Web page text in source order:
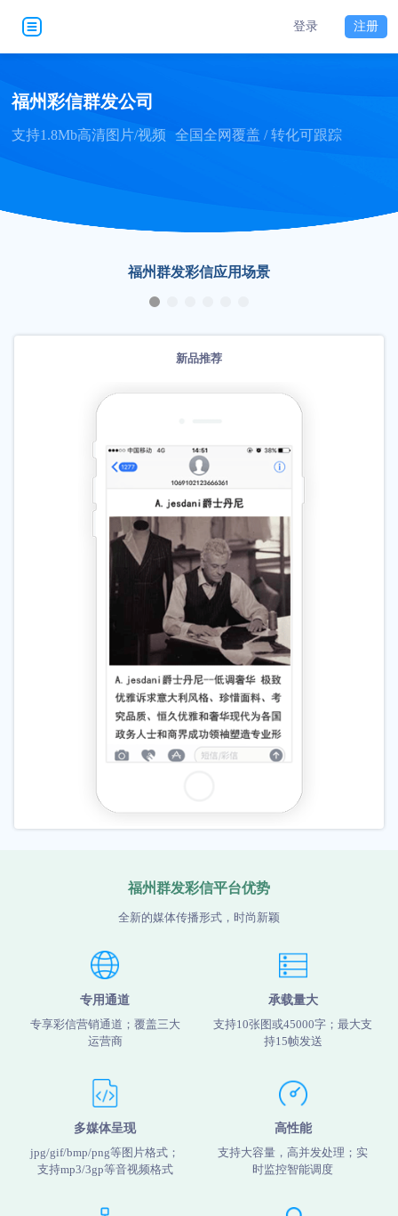
登录 注册
福州彩信群发公司
支持1.8Mb高清图片/视频 全国全网覆盖 / 转化可跟踪
福州群发彩信应用场景
新品推荐
福州群发彩信平台优势
全新的媒体传播形式，时尚新颖
专用通道
专享彩信营销通道；覆盖三大
运营商
承载量大
支持10张图或45000字；最大支
持15帧发送
多媒体呈现
jpg/gif/bmp/png等图片格式；
支持mp3/3gp等音视频格式
高性能
支持大容量，高并发处理；实
时监控智能调度